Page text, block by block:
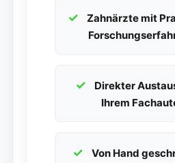
Zahnärzte mit
Direkter
Ihrem
Von Hand